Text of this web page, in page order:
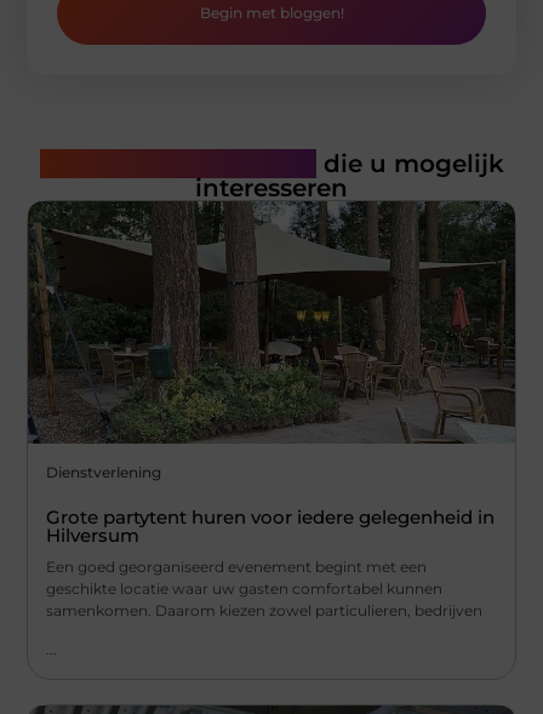
Begin met bloggen!
die u mogelijk
interesseren
Dienstverlening
Grote partytent huren voor iedere gelegenheid in
Hilversum
Een goed georganiseerd evenement begint met een
geschikte locatie waar uw gasten comfortabel kunnen
samenkomen. Daarom kiezen zowel particulieren, bedrijven
...